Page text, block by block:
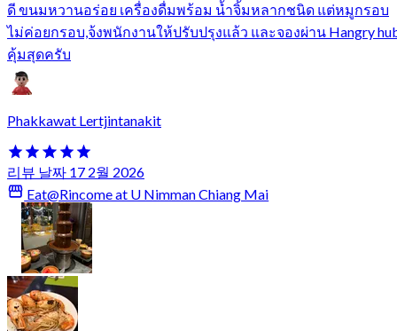
ดี ขนมหวานอร่อย เครื่องดื่มพร้อม น้ำจิ้มหลากชนิด แต่หมูกรอบ
ไม่ค่อยกรอบ,จ้งพนักงานให้ปรับปรุงแล้ว และจองผ่าน Hangry
คุ้มสุดครับ
Phakkawat Lertjintanakit
리뷰 날짜 17 2월 2026
Eat@Rincome at U Nimman Chiang Mai